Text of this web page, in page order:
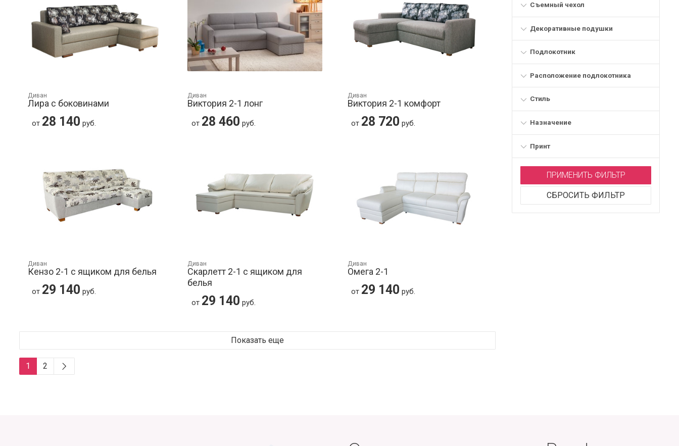
Съемный чехол
Декоративные подушки
Подлокотник
Расположение подлокотника
Стиль
Назначение
Принт
ПРИМЕНИТЬ ФИЛЬТР
СБРОСИТЬ ФИЛЬТР
Диван
Лира с боковинами
от 28 140 руб.
Диван
Виктория 2-1 лонг
от 28 460 руб.
Диван
Виктория 2-1 комфорт
от 28 720 руб.
Диван
Кензо 2-1 с ящиком для белья
от 29 140 руб.
Диван
Скарлетт 2-1 с ящиком для
белья
от 29 140 руб.
Диван
Омега 2-1
от 29 140 руб.
Показать еще
1 2